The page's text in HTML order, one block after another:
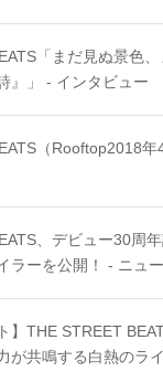
「まだ見ぬ景色
』」 - インタビュー
（Rooftop2018年
、デビュー30周
ラーを公開！ - ニュ
】THE STREET
が共鳴する白熱のラ